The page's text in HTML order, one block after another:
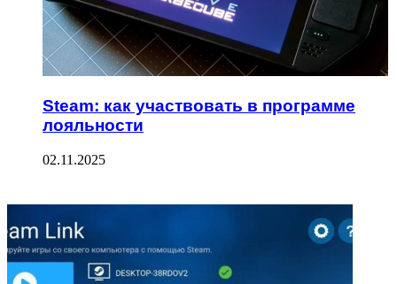
Steam: как участвовать в программе
лояльности
02.11.2025